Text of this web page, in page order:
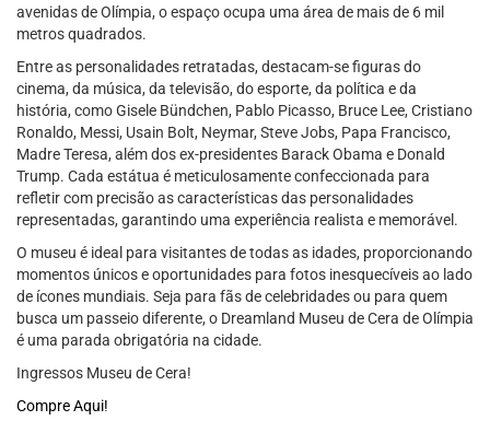
avenidas de Olímpia, o espaço ocupa uma área de mais de 6 mil
metros quadrados.
Entre as personalidades retratadas, destacam-se figuras do
cinema, da música, da televisão, do esporte, da política e da
história, como Gisele Bündchen, Pablo Picasso, Bruce Lee, Cristiano
Ronaldo, Messi, Usain Bolt, Neymar, Steve Jobs, Papa Francisco,
Madre Teresa, além dos ex-presidentes Barack Obama e Donald
Trump. Cada estátua é meticulosamente confeccionada para
refletir com precisão as características das personalidades
representadas, garantindo uma experiência realista e memorável.
O museu é ideal para visitantes de todas as idades, proporcionando
momentos únicos e oportunidades para fotos inesquecíveis ao lado
de ícones mundiais. Seja para fãs de celebridades ou para quem
busca um passeio diferente, o Dreamland Museu de Cera de Olímpia
é uma parada obrigatória na cidade.
Ingressos Museu de Cera!
Compre Aqui!